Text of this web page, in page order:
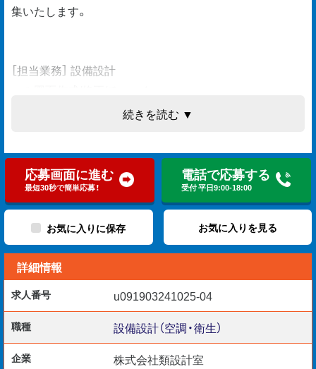
集いたします。
［担当業務］ 設備設計
＊工事監理
＊各種書類作成
＊施主/協力会社との折衝
附帯設備(空調.衛生.給排水)やその配管。
勿論、建築物の設計も同社が行います。
［勤務開始日］ 随時～
続きを読む ▼
応募画面に進む
最短30秒で簡単応募！
電話で応募する
受付 平日9:00-18:00
お気に入りに保存 お気に入りを見る
詳細情報
求人番号 u091903241025-04
職種 設備設計（空調・衛生）
企業 株式会社類設計室